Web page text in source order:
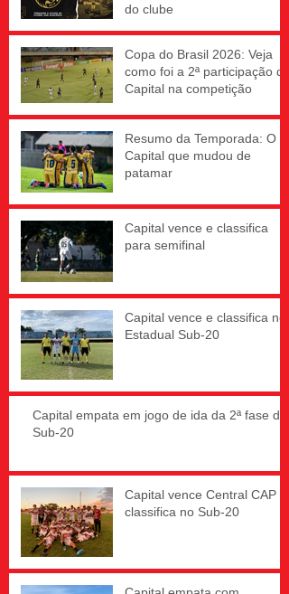
do clube
Copa do Brasil 2026: Veja
como foi a 2ª participação do
Capital na competição
Resumo da Temporada: O
Capital que mudou de
patamar
Capital vence e classifica
para semifinal
Capital vence e classifica no
Estadual Sub-20
Capital empata em jogo de ida da 2ª fase do
Sub-20
Capital vence Central CAP e
classifica no Sub-20